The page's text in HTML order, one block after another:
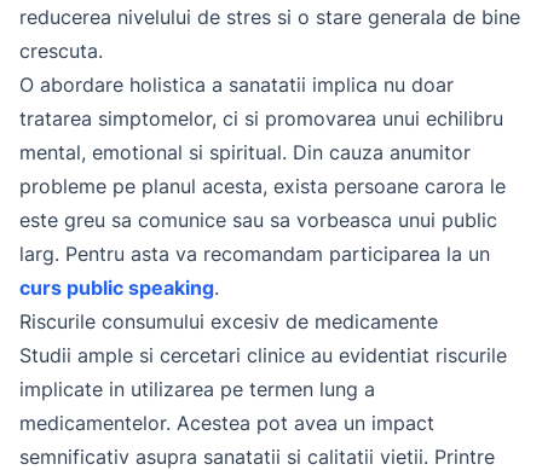
reducerea nivelului de stres si o stare generala de bine
crescuta.
O abordare holistica a sanatatii implica nu doar
tratarea simptomelor, ci si promovarea unui echilibru
mental, emotional si spiritual. Din cauza anumitor
probleme pe planul acesta, exista persoane carora le
este greu sa comunice sau sa vorbeasca unui public
larg. Pentru asta va recomandam participarea la un
curs public speaking.
Riscurile consumului excesiv de medicamente
Studii ample si cercetari clinice au evidentiat riscurile
implicate in utilizarea pe termen lung a
medicamentelor. Acestea pot avea un impact
semnificativ asupra sanatatii si calitatii vietii. Printre